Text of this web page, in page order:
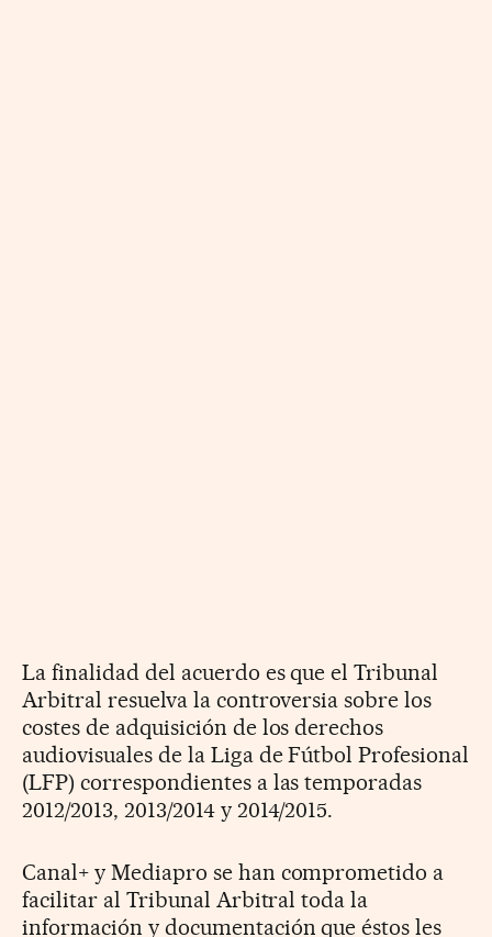
La finalidad del acuerdo es que el Tribunal
Arbitral resuelva la controversia sobre los
costes de adquisición de los derechos
audiovisuales de la Liga de Fútbol Profesional
(LFP) correspondientes a las temporadas
2012/2013, 2013/2014 y 2014/2015.
Canal+ y Mediapro se han comprometido a
facilitar al Tribunal Arbitral toda la
información y documentación que éstos les